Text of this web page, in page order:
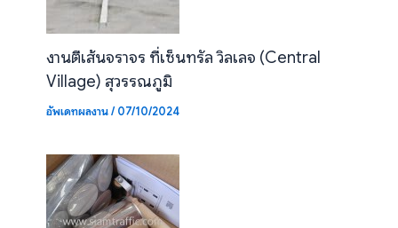
งานตีเส้นจราจร ที่เซ็นทรัล วิลเลจ (Central
Village) สุวรรณภูมิ
อัพเดทผลงาน/07/10/2024